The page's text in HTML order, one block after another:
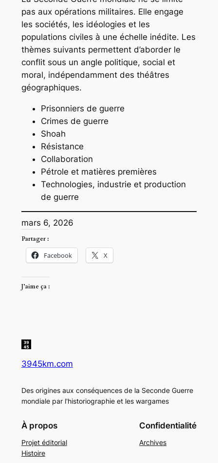
pas aux opérations militaires. Elle engage
les sociétés, les idéologies et les
populations civiles à une échelle inédite. Les
thèmes suivants permettent d’aborder le
conflit sous un angle politique, social et
moral, indépendamment des théâtres
géographiques.
Prisonniers de guerre
Crimes de guerre
Shoah
Résistance
Collaboration
Pétrole et matières premières
Technologies, industrie et production
de guerre
mars 6, 2026
Partager :
Facebook X
J’aime ça :
3945km.com
Des origines aux conséquences de la Seconde Guerre
mondiale par l'historiographie et les wargames
À propos
Projet éditorial
Histoire
Confidentialité
Archives